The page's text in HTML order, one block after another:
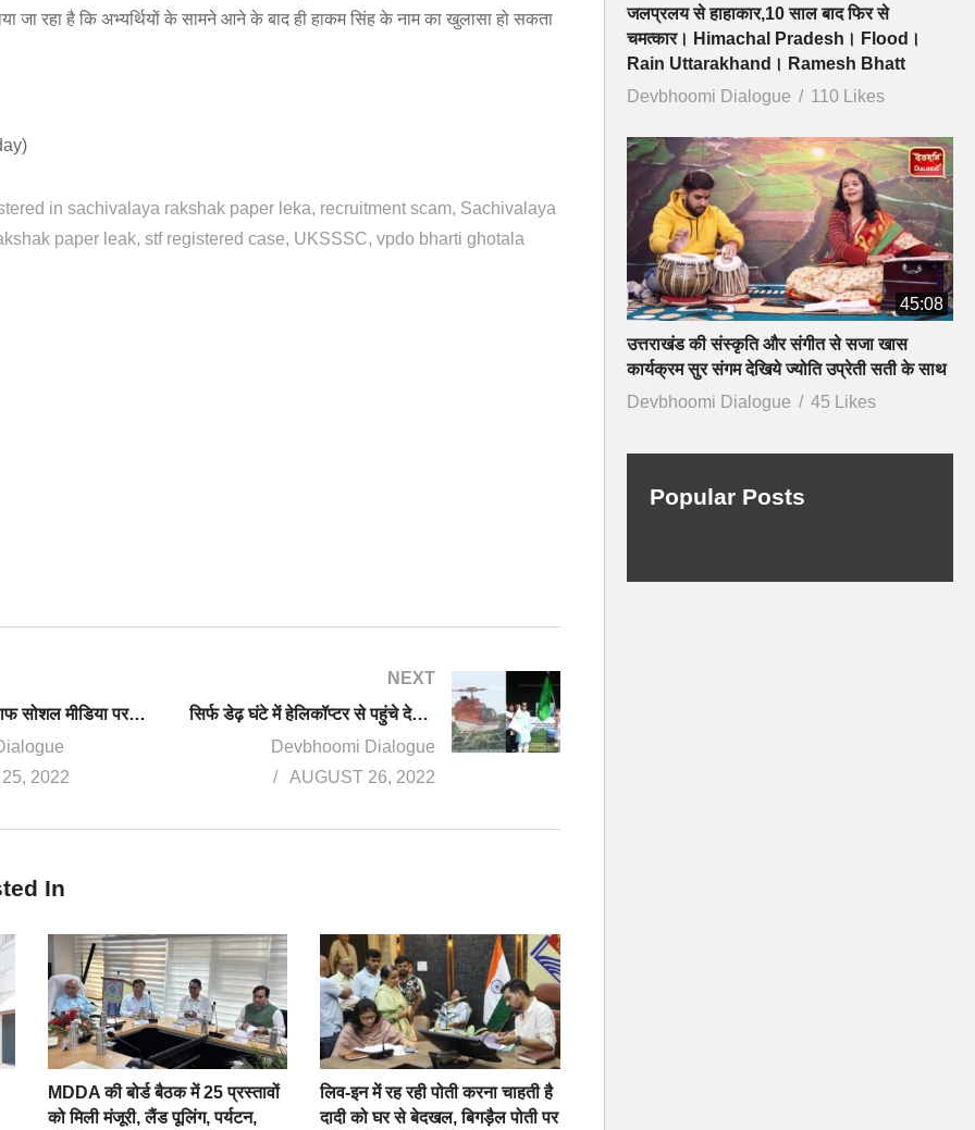
जा रहा है कि अभ्यर्थियों के सामने आने के बाद ही हाकम सिंह के नाम का खुलासा हो सकता
in sachivalaya rakshak paper leka recruitment scam Sachivalaya
paper leak stf registered case UKSSSC vpdo bharti ghotala
पूर्व CM के खिलाफ सोशल मीडिया पर हो रहा दुष्प्रचार, भाजपाइयों ने DGP से मिलकर दर्ज कराई शिकायत
2022
NEXT
सिर्फ डेढ़ घंटे में हेलिकॉप्टर से पहुंचे देहरादून से अल्मोड़ा, दून-अल्मोड़ा हेली सेवा की हुई शुरुआत
Devbhoomi Dialogue
AUGUST 26, 2022
In
MDDA की बोर्ड बैठक में 25 प्रस्तावों
को मिली मंजूरी, लैंड पूलिंग, पर्यटन,
लिव-इन में रह रही पोती करना चाहती है
दादी को घर से बेदखल, बिगड़ैल पोती पर
जलप्रलय से हाहाकार,10 साल बाद फिर से
चमत्कार। Himachal Pradesh। Flood।
Rain Uttarakhand। Ramesh Bhatt
Devbhoomi Dialogue
110 Likes
45:08
उत्तराखंड की संस्कृति और संगीत से सजा खास
कार्यक्रम सुर संगम देखिये ज्योति उप्रेती सती के साथ
Devbhoomi Dialogue
45 Likes
Popular Posts